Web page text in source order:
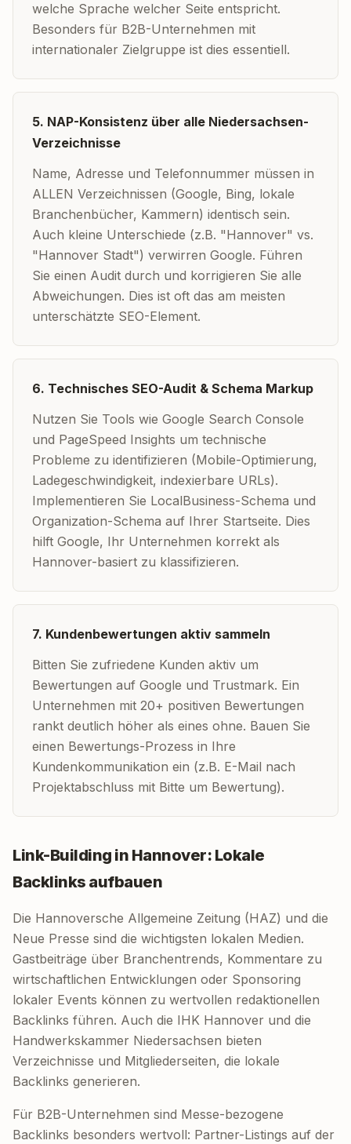
welche Sprache welcher Seite entspricht.
Besonders für B2B-Unternehmen mit
internationaler Zielgruppe ist dies essentiell.
5. NAP-Konsistenz über alle Niedersachsen-
Verzeichnisse
Name, Adresse und Telefonnummer müssen in
ALLEN Verzeichnissen (Google, Bing, lokale
Branchenbücher, Kammern) identisch sein.
Auch kleine Unterschiede (z.B. "Hannover" vs.
"Hannover Stadt") verwirren Google. Führen
Sie einen Audit durch und korrigieren Sie alle
Abweichungen. Dies ist oft das am meisten
unterschätzte SEO-Element.
6. Technisches SEO-Audit & Schema Markup
Nutzen Sie Tools wie Google Search Console
und PageSpeed Insights um technische
Probleme zu identifizieren (Mobile-Optimierung,
Ladegeschwindigkeit, indexierbare URLs).
Implementieren Sie LocalBusiness-Schema und
Organization-Schema auf Ihrer Startseite. Dies
hilft Google, Ihr Unternehmen korrekt als
Hannover-basiert zu klassifizieren.
7. Kundenbewertungen aktiv sammeln
Bitten Sie zufriedene Kunden aktiv um
Bewertungen auf Google und Trustmark. Ein
Unternehmen mit 20+ positiven Bewertungen
rankt deutlich höher als eines ohne. Bauen Sie
einen Bewertungs-Prozess in Ihre
Kundenkommunikation ein (z.B. E-Mail nach
Projektabschluss mit Bitte um Bewertung).
Link-Building in Hannover: Lokale
Backlinks aufbauen
Die Hannoversche Allgemeine Zeitung (HAZ) und die
Neue Presse sind die wichtigsten lokalen Medien.
Gastbeiträge über Branchentrends, Kommentare zu
wirtschaftlichen Entwicklungen oder Sponsoring
lokaler Events können zu wertvollen redaktionellen
Backlinks führen. Auch die IHK Hannover und die
Handwerkskammer Niedersachsen bieten
Verzeichnisse und Mitgliederseiten, die lokale
Backlinks generieren.
Für B2B-Unternehmen sind Messe-bezogene
Backlinks besonders wertvoll: Partner-Listings auf der